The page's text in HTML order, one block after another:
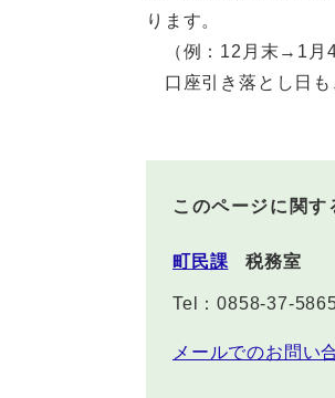
ります。
（例：12月末→1月4
口座引き落とし日も
このページに関
町民課 税務室
Tel：0858-37-
メールでのお問い